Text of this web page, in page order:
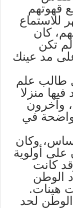
قهوتهم
للاستماع
كان
لم تكن
مد عينك
طالب علم
منزلا
وآخرون
واضحة في
وكان
على أولوية
كانت
الوطن
هينات.
لحد